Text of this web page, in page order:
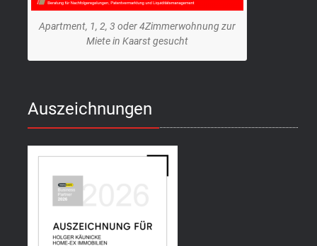
Apartment, 1, 2, 3 oder 4Zimmerwohnung zur
Miete in Kaarst gesucht
Auszeichnungen